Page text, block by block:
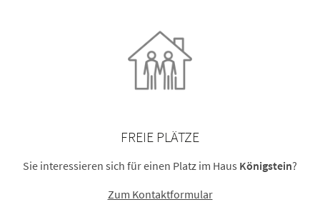
FREIE PLÄTZE
Sie interessieren sich für einen Platz im Haus Königstein?
Zum Kontaktformular